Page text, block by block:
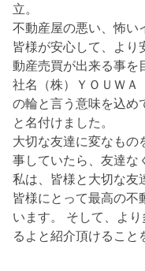
立。
不動産屋の悪い、怖い
皆様が安心して、より
動産売買が出来る事を
社名（株）ＹＯＵＷＡ
の輪と言う意味を込め
と名付けました。
大切な友達に変なもの
事していたら、友達な
私は、皆様と大切な友
皆様にとって最高の不
います。 そして、よ
るよと紹介頂けること